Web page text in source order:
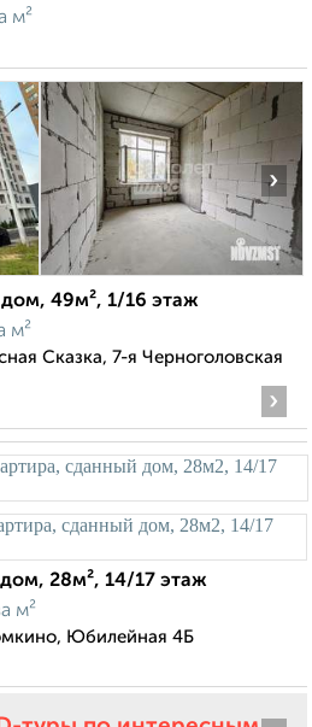
м²
›
49м², 1/16 этаж
м²
Сказка, 7-я Черноголовская
›
28м², 14/17 этаж
м²
Юбилейная 4Б